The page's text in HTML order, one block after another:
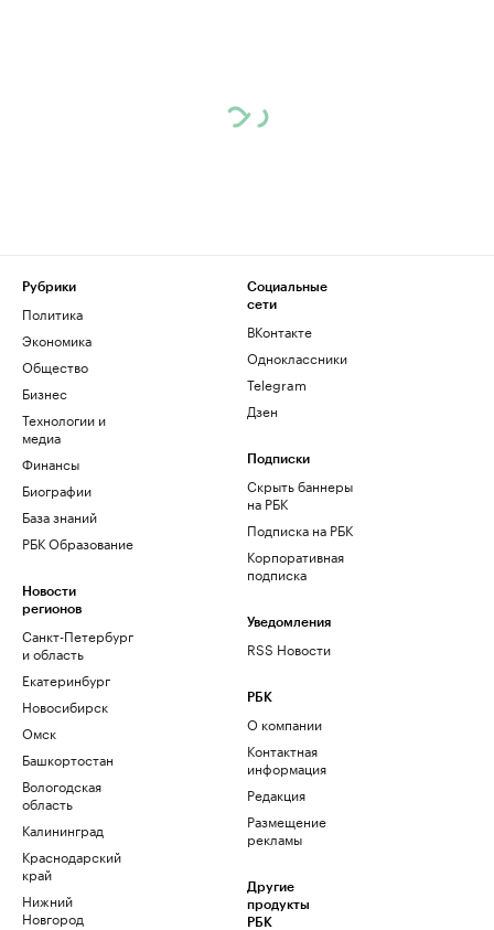
Рубрики
Политика
Экономика
Общество
Бизнес
Технологии и
медиа
Финансы
Биографии
База знаний
РБК Образование
Новости
регионов
Санкт-Петербург
и область
Екатеринбург
Новосибирск
Омск
Башкортостан
Вологодская
область
Калининград
Краснодарский
край
Нижний
Новгород
Социальные
сети
ВКонтакте
Одноклассники
Telegram
Дзен
Подписки
Скрыть баннеры
на РБК
Подписка на РБК
Корпоративная
подписка
Уведомления
RSS Новости
РБК
О компании
Контактная
информация
Редакция
Размещение
рекламы
Другие
продукты
РБК